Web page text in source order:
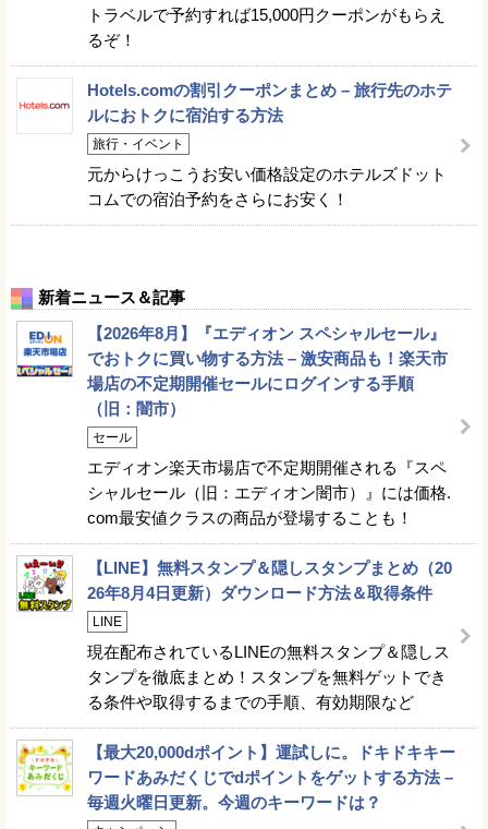
トラベルで予約すれば15,000円クーポンがもらえ
るぞ！
Hotels.comの割引クーポンまとめ – 旅行先のホテ
ルにおトクに宿泊する方法
旅行・イベント
元からけっこうお安い価格設定のホテルズドット
コムでの宿泊予約をさらにお安く！
新着ニュース＆記事
【2026年8月】『エディオン スペシャルセール』
でおトクに買い物する方法 – 激安商品も！楽天市
場店の不定期開催セールにログインする手順
（旧：闇市）
セール
エディオン楽天市場店で不定期開催される『スペ
シャルセール（旧：エディオン闇市）』には価格.
com最安値クラスの商品が登場することも！
【LINE】無料スタンプ＆隠しスタンプまとめ（20
26年8月4日更新）ダウンロード方法＆取得条件
LINE
現在配布されているLINEの無料スタンプ＆隠しス
タンプを徹底まとめ！スタンプを無料ゲットでき
る条件や取得するまでの手順、有効期限など
【最大20,000dポイント】運試しに。ドキドキキー
ワードあみだくじでdポイントをゲットする方法 –
毎週火曜日更新。今週のキーワードは？